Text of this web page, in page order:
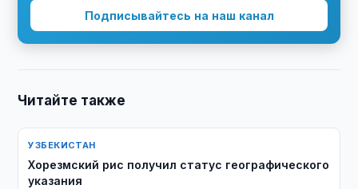
Подписывайтесь на наш канал
Читайте также
УЗБЕКИСТАН
Хорезмский рис получил статус географического
указания